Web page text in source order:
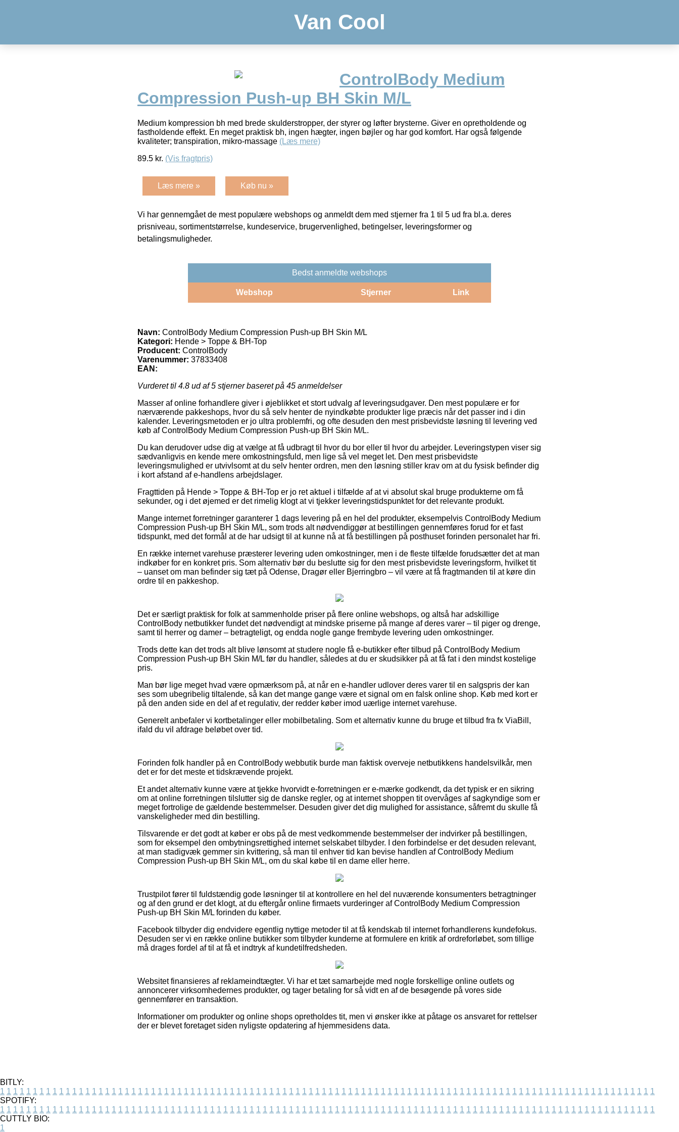
Van Cool
ControlBody Medium
Compression Push-up BH Skin M/L
Medium kompression bh med brede skulderstropper, der styrer og løfter brysterne. Giver en opretholdende og
fastholdende effekt. En meget praktisk bh, ingen hægter, ingen bøjler og har god komfort. Har også følgende
kvaliteter; transpiration, mikro-massage (Læs mere)
89.5 kr. (Vis fragtpris)
Læs mere » Køb nu »
Vi har gennemgået de mest populære webshops og anmeldt dem med stjerner fra 1 til 5 ud fra bl.a. deres
prisniveau, sortimentstørrelse, kundeservice, brugervenlighed, betingelser, leveringsformer og
betalingsmuligheder.
Bedst anmeldte webshops
Webshop Stjerner Link
Navn: ControlBody Medium Compression Push-up BH Skin M/L
Kategori: Hende > Toppe & BH-Top
Producent: ControlBody
Varenummer: 37833408
EAN:
Vurderet til 4.8 ud af 5 stjerner baseret på 45 anmeldelser
Masser af online forhandlere giver i øjeblikket et stort udvalg af leveringsudgaver. Den mest populære er for
nærværende pakkeshops, hvor du så selv henter de nyindkøbte produkter lige præcis når det passer ind i din
kalender. Leveringsmetoden er jo ultra problemfri, og ofte desuden den mest prisbevidste løsning til levering ved
køb af ControlBody Medium Compression Push-up BH Skin M/L.
Du kan derudover udse dig at vælge at få udbragt til hvor du bor eller til hvor du arbejder. Leveringstypen viser sig
sædvanligvis en kende mere omkostningsfuld, men lige så vel meget let. Den mest prisbevidste
leveringsmulighed er utvivlsomt at du selv henter ordren, men den løsning stiller krav om at du fysisk befinder dig
i kort afstand af e-handlens arbejdslager.
Fragttiden på Hende > Toppe & BH-Top er jo ret aktuel i tilfælde af at vi absolut skal bruge produkterne om få
sekunder, og i det øjemed er det rimelig klogt at vi tjekker leveringstidspunktet for det relevante produkt.
Mange internet forretninger garanterer 1 dags levering på en hel del produkter, eksempelvis ControlBody Medium
Compression Push-up BH Skin M/L, som trods alt nødvendiggør at bestillingen gennemføres forud for et fast
tidspunkt, med det formål at de har udsigt til at kunne nå at få bestillingen på posthuset forinden personalet har fri.
En række internet varehuse præsterer levering uden omkostninger, men i de fleste tilfælde forudsætter det at man
indkøber for en konkret pris. Som alternativ bør du beslutte sig for den mest prisbevidste leveringsform, hvilket tit
– uanset om man befinder sig tæt på Odense, Dragør eller Bjerringbro – vil være at få fragtmanden til at køre din
ordre til en pakkeshop.
Det er særligt praktisk for folk at sammenholde priser på flere online webshops, og altså har adskillige
ControlBody netbutikker fundet det nødvendigt at mindske priserne på mange af deres varer – til piger og drenge,
samt til herrer og damer – betragteligt, og endda nogle gange frembyde levering uden omkostninger.
Trods dette kan det trods alt blive lønsomt at studere nogle få e-butikker efter tilbud på ControlBody Medium
Compression Push-up BH Skin M/L før du handler, således at du er skudsikker på at få fat i den mindst kostelige
pris.
Man bør lige meget hvad være opmærksom på, at når en e-handler udlover deres varer til en salgspris der kan
ses som ubegribelig tiltalende, så kan det mange gange være et signal om en falsk online shop. Køb med kort er
på den anden side en del af et regulativ, der redder køber imod uærlige internet varehuse.
Generelt anbefaler vi kortbetalinger eller mobilbetaling. Som et alternativ kunne du bruge et tilbud fra fx ViaBill,
ifald du vil afdrage beløbet over tid.
Forinden folk handler på en ControlBody webbutik burde man faktisk overveje netbutikkens handelsvilkår, men
det er for det meste et tidskrævende projekt.
Et andet alternativ kunne være at tjekke hvorvidt e-forretningen er e-mærke godkendt, da det typisk er en sikring
om at online forretningen tilslutter sig de danske regler, og at internet shoppen tit overvåges af sagkyndige som er
meget fortrolige de gældende bestemmelser. Desuden giver det dig mulighed for assistance, såfremt du skulle få
vanskeligheder med din bestilling.
Tilsvarende er det godt at køber er obs på de mest vedkommende bestemmelser der indvirker på bestillingen,
som for eksempel den ombytningsrettighed internet selskabet tilbyder. I den forbindelse er det desuden relevant,
at man stadigvæk gemmer sin kvittering, så man til enhver tid kan bevise handlen af ControlBody Medium
Compression Push-up BH Skin M/L, om du skal købe til en dame eller herre.
Trustpilot fører til fuldstændig gode løsninger til at kontrollere en hel del nuværende konsumenters betragtninger
og af den grund er det klogt, at du eftergår online firmaets vurderinger af ControlBody Medium Compression
Push-up BH Skin M/L forinden du køber.
Facebook tilbyder dig endvidere egentlig nyttige metoder til at få kendskab til internet forhandlerens kundefokus.
Desuden ser vi en række online butikker som tilbyder kunderne at formulere en kritik af ordreforløbet, som tillige
må drages fordel af til at få et indtryk af kundetilfredsheden.
Websitet finansieres af reklameindtægter. Vi har et tæt samarbejde med nogle forskellige online outlets og
annoncerer virksomhedernes produkter, og tager betaling for så vidt en af de besøgende på vores side
gennemfører en transaktion.
Informationer om produkter og online shops opretholdes tit, men vi ønsker ikke at påtage os ansvaret for rettelser
der er blevet foretaget siden nyligste opdatering af hjemmesidens data.
BITLY:
1 1 1 1 1 1 1 1 1 1 1 1 1 1 1 1 1 1 1 1 1 1 1 1 1 1 1 1 1 1 1 1 1 1 1 1 1 1 1 1 1 1 1 1 1 1 1 1 1 1 1 1 1 1 1 1 1 1 1 1 1 1 1 1 1 1 1 1 1 1 1 1 1 1 1 1 1 1 1 1 1 1 1 1 1 1 1 1 1 1 1 1 1 1 1 1 1 1 1 1
SPOTIFY:
1 1 1 1 1 1 1 1 1 1 1 1 1 1 1 1 1 1 1 1 1 1 1 1 1 1 1 1 1 1 1 1 1 1 1 1 1 1 1 1 1 1 1 1 1 1 1 1 1 1 1 1 1 1 1 1 1 1 1 1 1 1 1 1 1 1 1 1 1 1 1 1 1 1 1 1 1 1 1 1 1 1 1 1 1 1 1 1 1 1 1 1 1 1 1 1 1 1 1 1
CUTTLY BIO:
1